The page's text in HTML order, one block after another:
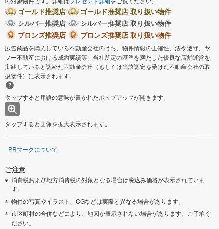
ゴールド推奨店
ゴールド推奨店 取り扱い物件
シルバー推奨店
シルバー推奨店 取り扱い物件
ブロンズ推奨店
ブロンズ推奨店 取り扱い物件
広告商品を購入している不動産会社のうち、物件情報の正確性、法令遵守、ヤ
フー不動産における成約実績等、当社所定の基準を満たした優良な店舗運営を
実践していると認めた不動産会社（もしくは当該認定を受けた不動産会社の取
扱物件）に表示されます。
タップすると用語の意味が書かれたポップアップが開きます。
タップすると画像を拡大表示されます。
PRマークについて
ご注意
消費税および地方消費税の対象となる場合は税込み価格が表示されていま
す。
物件の写真やイラスト、CGなどは実際と異なる場合があります。
市区町村の合併などにより、地図が表示されない場合があります。ご了承く
ださい。